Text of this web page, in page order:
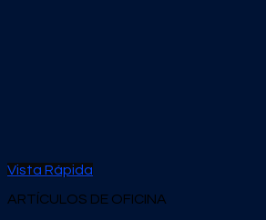
Vista Rápida
ARTÍCULOS DE OFICINA